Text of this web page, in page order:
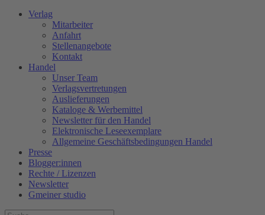
Verlag
Mitarbeiter
Anfahrt
Stellenangebote
Kontakt
Handel
Unser Team
Verlagsvertretungen
Auslieferungen
Kataloge & Werbemittel
Newsletter für den Handel
Elektronische Leseexemplare
Allgemeine Geschäftsbedingungen Handel
Presse
Blogger:innen
Rechte / Lizenzen
Newsletter
Gmeiner studio